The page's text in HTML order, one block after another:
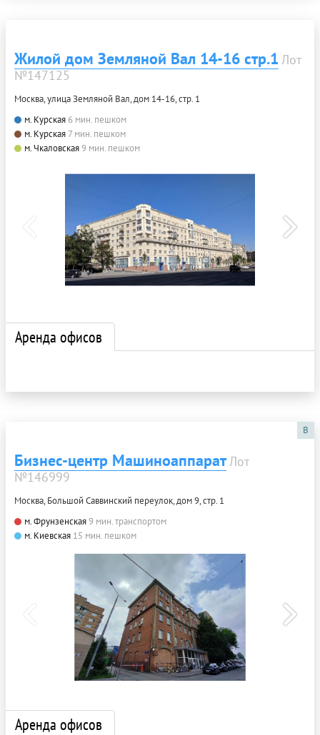
Жилой дом Земляной Вал 14-16 стр.1 Лот
№147125
Москва, улица Земляной Вал, дом 14-16, стр. 1
м. Курская 6 мин. пешком
м. Курская 7 мин. пешком
м. Чкаловская9 мин. пешком
Аренда офисов
B
Бизнес-центр МашиноаппаратЛот
№146999
Москва, Большой Саввинский переулок, дом 9, стр. 1
м. Фрунзенская9 мин. транспортом
м. Киевская 15 мин. пешком
Аренда офисов